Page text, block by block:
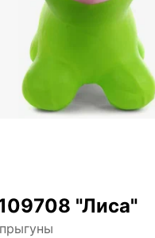
"Лиса"